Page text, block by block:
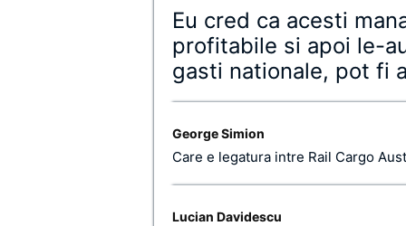
Eu cred ca acesti
profitabile si apoi le-
gasti nationale, pot fi
George Simion
Care e legatura intre Rail Cargo
Lucian Davidescu